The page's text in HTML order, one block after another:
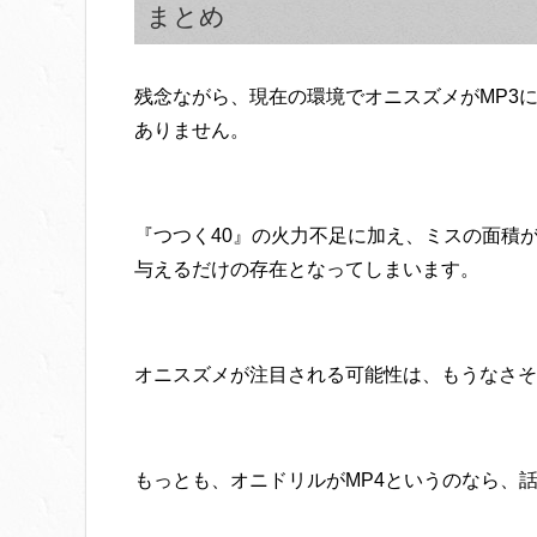
まとめ
残念ながら、現在の環境でオニスズメがMP3
ありません。
『つつく40』の火力不足に加え、ミスの面
与えるだけの存在となってしまいます。
オニスズメが注目される可能性は、もうなさ
もっとも、オニドリルがMP4というのなら、